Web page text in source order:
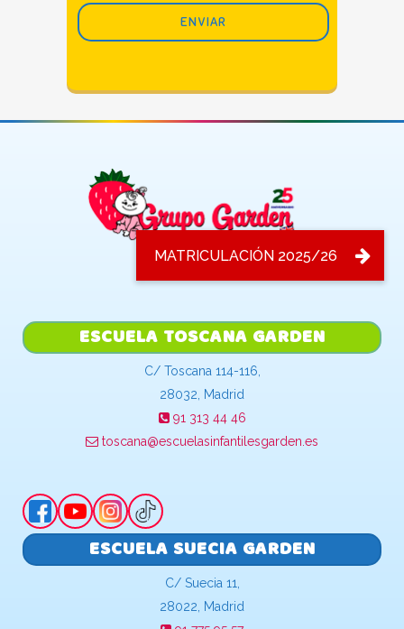
ESCUELA TOSCANA GARDEN
C/ Toscana 114-116,
28032, Madrid
91 313 44 46
toscana@escuelasinfantilesgarden.es
ESCUELA SUECIA GARDEN
C/ Suecia 11,
28022, Madrid